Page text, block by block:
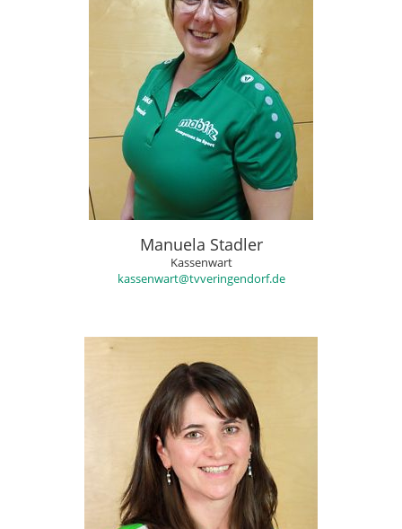
Manuela Stadler
Kassenwart
kassenwart@tvveringendorf.de